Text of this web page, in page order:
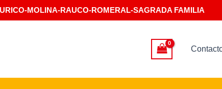
MOLINA-RAUCO-ROMERAL-SAGRADA FAMILIA
Contacto